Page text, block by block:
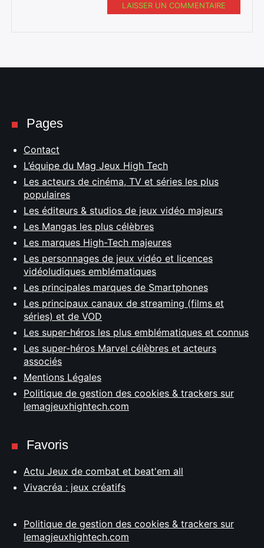
LAISSER UN COMMENTAIRE
Pages
Contact
L’équipe du Mag Jeux High Tech
Les acteurs de cinéma, TV et séries les plus
populaires
Les éditeurs & studios de jeux vidéo majeurs
Les Mangas les plus célèbres
Les marques High-Tech majeures
Les personnages de jeux vidéo et licences
vidéoludiques emblématiques
Les principales marques de Smartphones
Les principaux canaux de streaming (films et
séries) et de VOD
Les super-héros les plus emblématiques et connus
Les super-héros Marvel célèbres et acteurs
associés
Mentions Légales
Politique de gestion des cookies & trackers sur
lemagjeuxhightech.com
Favoris
Actu Jeux de combat et beat'em all
Vivacréa : jeux créatifs
Politique de gestion des cookies & trackers sur
lemagjeuxhightech.com